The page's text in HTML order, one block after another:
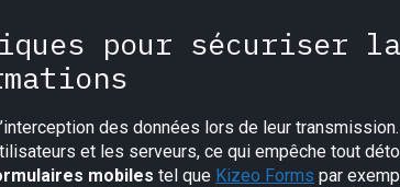
pour sécuriser
des données lors de leur
et les serveurs, ce qui empêche tout
mobiles tel que Kizeo Forms par